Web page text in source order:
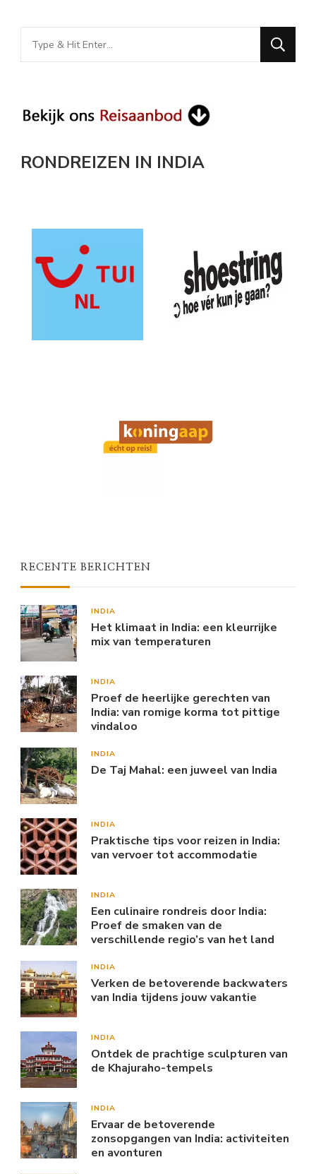
Looking
for
RONDREIZEN IN INDIA
RECENTE BERICHTEN
INDIA
Het klimaat in India: een kleurrijke
mix van temperaturen
INDIA
Proef de heerlijke gerechten van
India: van romige korma tot pittige
vindaloo
INDIA
De Taj Mahal: een juweel van India
INDIA
Praktische tips voor reizen in India:
van vervoer tot accommodatie
INDIA
Een culinaire rondreis door India:
Proef de smaken van de
verschillende regio’s van het land
INDIA
Verken de betoverende backwaters
van India tijdens jouw vakantie
INDIA
Ontdek de prachtige sculpturen van
de Khajuraho-tempels
INDIA
Ervaar de betoverende
zonsopgangen van India: activiteiten
en avonturen